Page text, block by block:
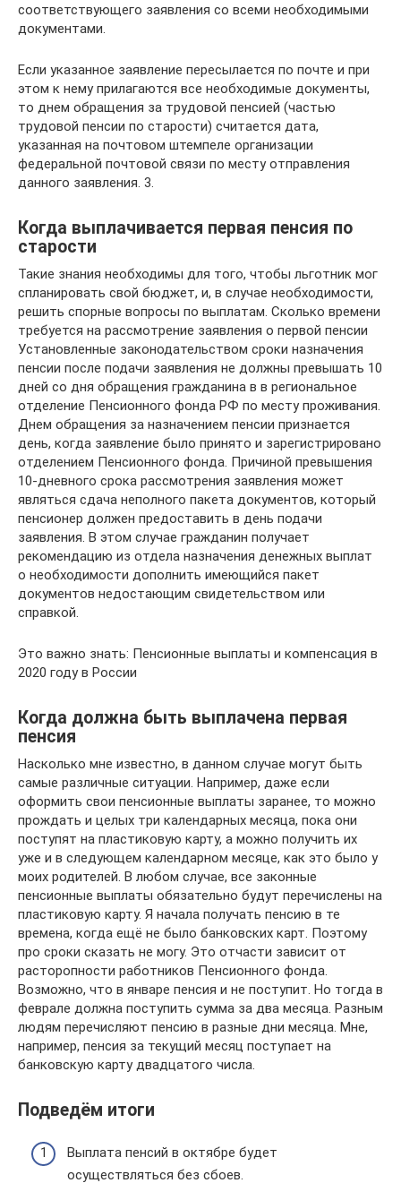
соответствующего заявления со всеми необходимыми
документами.
Если указанное заявление пересылается по почте и при
этом к нему прилагаются все необходимые документы,
то днем обращения за трудовой пенсией (частью
трудовой пенсии по старости) считается дата,
указанная на почтовом штемпеле организации
федеральной почтовой связи по месту отправления
данного заявления. 3.
Когда выплачивается первая пенсия по
старости
Такие знания необходимы для того, чтобы льготник мог
спланировать свой бюджет, и, в случае необходимости,
решить спорные вопросы по выплатам. Сколько времени
требуется на рассмотрение заявления о первой пенсии
Установленные законодательством сроки назначения
пенсии после подачи заявления не должны превышать 10
дней со дня обращения гражданина в в региональное
отделение Пенсионного фонда РФ по месту проживания.
Днем обращения за назначением пенсии признается
день, когда заявление было принято и зарегистрировано
отделением Пенсионного фонда. Причиной превышения
10-дневного срока рассмотрения заявления может
являться сдача неполного пакета документов, который
пенсионер должен предоставить в день подачи
заявления. В этом случае гражданин получает
рекомендацию из отдела назначения денежных выплат
о необходимости дополнить имеющийся пакет
документов недостающим свидетельством или
справкой.
Это важно знать: Пенсионные выплаты и компенсация в
2020 году в России
Когда должна быть выплачена первая
пенсия
Насколько мне известно, в данном случае могут быть
самые различные ситуации. Например, даже если
оформить свои пенсионные выплаты заранее, то можно
прождать и целых три календарных месяца, пока они
поступят на пластиковую карту, а можно получить их
уже и в следующем календарном месяце, как это было у
моих родителей. В любом случае, все законные
пенсионные выплаты обязательно будут перечислены на
пластиковую карту. Я начала получать пенсию в те
времена, когда ещё не было банковских карт. Поэтому
про сроки сказать не могу. Это отчасти зависит от
расторопности работников Пенсионного фонда.
Возможно, что в январе пенсия и не поступит. Но тогда в
феврале должна поступить сумма за два месяца. Разным
людям перечисляют пенсию в разные дни месяца. Мне,
например, пенсия за текущий месяц поступает на
банковскую карту двадцатого числа.
Подведём итоги
Выплата пенсий в октябре будет
осуществляться без сбоев.